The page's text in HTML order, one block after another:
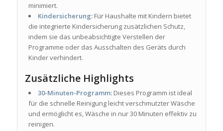
minimiert.
Kindersicherung:Für Haushalte mit Kindern bietet
die integrierte Kindersicherung zusätzlichen Schutz,
indem sie das unbeabsichtigte Verstellen der
Programme oder das Ausschalten des Geräts durch
Kinder verhindert.
Zusätzliche Highlights
30-Minuten-Programm:Dieses Programm ist ideal
für die schnelle Reinigung leicht verschmutzter Wäsche
und ermöglicht es, Wäsche in nur 30 Minuten effektiv zu
reinigen.